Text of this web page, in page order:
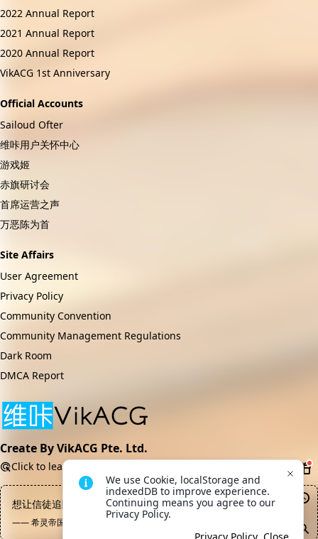
2022 Annual Report
2021 Annual Report
2020 Annual Report
VikACG 1st Anniversary
Official Accounts
Sailoud Ofter
维咔用户关怀中心
游戏姬
赤旗研讨会
首席运营之声
万恶陈为首
Site Affairs
User Agreement
Privacy Policy
Community Convention
Community Management Regulations
Dark Room
DMCA Report
Create By VikACG Pte. Ltd.
Click to learn more.
想让信徒追随，就应付出自己的真诚
—— 希灵帝国, 莉莉娜
We use Cookie, localStorage and
indexedDB to improve experience.
Continuing means you agree to our
Privacy Policy.